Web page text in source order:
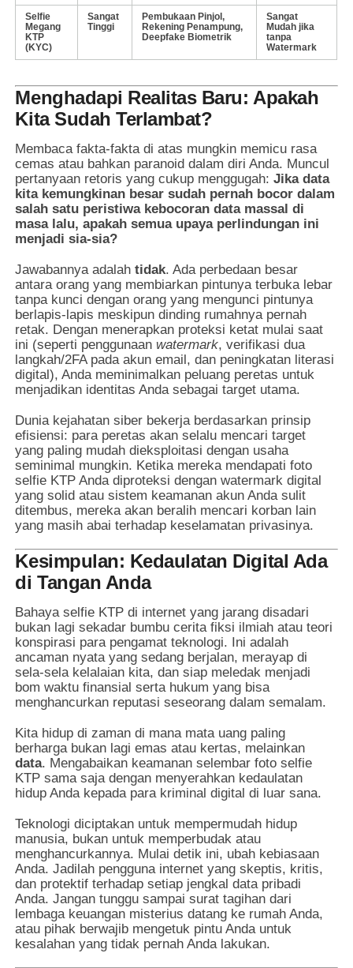
Selfie
Megang
KTP
(KYC)
Sangat
Tinggi
Pembukaan Pinjol,
Rekening Penampung,
Deepfake Biometrik
Sangat
Mudah jika
tanpa
Watermark
Menghadapi Realitas Baru: Apakah
Kita Sudah Terlambat?
Membaca fakta-fakta di atas mungkin memicu rasa
cemas atau bahkan paranoid dalam diri Anda. Muncul
pertanyaan retoris yang cukup menggugah:Jika data
kita kemungkinan besar sudah pernah bocor dalam
salah satu peristiwa kebocoran data massal di
masa lalu, apakah semua upaya perlindungan ini
menjadi sia-sia?
Jawabannya adalahtidak. Ada perbedaan besar
antara orang yang membiarkan pintunya terbuka lebar
tanpa kunci dengan orang yang mengunci pintunya
berlapis-lapis meskipun dinding rumahnya pernah
retak. Dengan menerapkan proteksi ketat mulai saat
ini (seperti penggunaan watermark, verifikasi dua
langkah/2FA pada akun email, dan peningkatan literasi
digital), Anda meminimalkan peluang peretas untuk
menjadikan identitas Anda sebagai target utama.
Dunia kejahatan siber bekerja berdasarkan prinsip
efisiensi: para peretas akan selalu mencari target
yang paling mudah dieksploitasi dengan usaha
seminimal mungkin. Ketika mereka mendapati foto
selfie KTP Anda diproteksi dengan watermark digital
yang solid atau sistem keamanan akun Anda sulit
ditembus, mereka akan beralih mencari korban lain
yang masih abai terhadap keselamatan privasinya.
Kesimpulan: Kedaulatan Digital Ada
di Tangan Anda
Bahaya selfie KTP di internet yang jarang disadari
bukan lagi sekadar bumbu cerita fiksi ilmiah atau teori
konspirasi para pengamat teknologi. Ini adalah
ancaman nyata yang sedang berjalan, merayap di
sela-sela kelalaian kita, dan siap meledak menjadi
bom waktu finansial serta hukum yang bisa
menghancurkan reputasi seseorang dalam semalam.
Kita hidup di zaman di mana mata uang paling
berharga bukan lagi emas atau kertas, melainkan
data. Mengabaikan keamanan selembar foto selfie
KTP sama saja dengan menyerahkan kedaulatan
hidup Anda kepada para kriminal digital di luar sana.
Teknologi diciptakan untuk mempermudah hidup
manusia, bukan untuk memperbudak atau
menghancurkannya. Mulai detik ini, ubah kebiasaan
Anda. Jadilah pengguna internet yang skeptis, kritis,
dan protektif terhadap setiap jengkal data pribadi
Anda. Jangan tunggu sampai surat tagihan dari
lembaga keuangan misterius datang ke rumah Anda,
atau pihak berwajib mengetuk pintu Anda untuk
kesalahan yang tidak pernah Anda lakukan.